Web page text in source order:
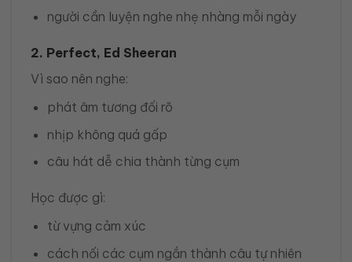
người cần luyện nghe nhẹ nhàng mỗi ngày
2. Perfect, Ed Sheeran
Vì sao nên nghe:
phát âm tương đối rõ
nhịp không quá gấp
câu hát dễ chia thành từng cụm
Học được gì:
từ vựng cảm xúc
cách nối các cụm ngắn thành câu tự nhiên